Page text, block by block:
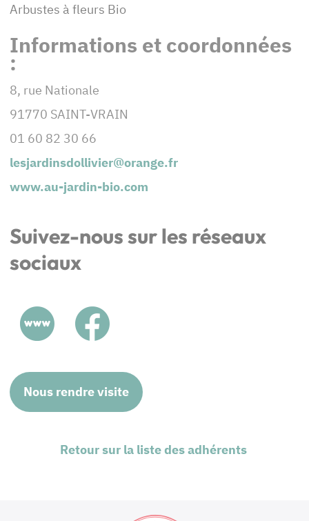
Arbustes à fleurs Bio
Informations et coordonnées
:
8, rue Nationale
91770 SAINT-VRAIN
01 60 82 30 66
lesjardinsdollivier@orange.fr
www.au-jardin-bio.com
Suivez-nous sur les réseaux
sociaux
Nous rendre visite
Retour sur la liste des adhérents